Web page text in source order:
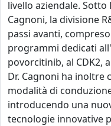
livello aziendale. Sotto
Cagnoni, la divisione
passi avanti,
programmi dedicati
povorcitinib, al CDK2,
Dr. Cagnoni ha
modalità di
introducendo una
tecnologie innovative